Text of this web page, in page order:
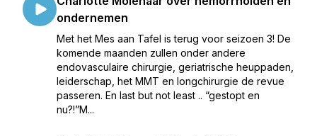
ondernemen
Met het Mes aan Tafel is terug voor seizoen 3! De
komende maanden zullen onder andere
endovasculaire chirurgie, geriatrische heuppaden,
leiderschap, het MMT en longchirurgie de revue
passeren. En last but not least .. “gestopt en
nu?!”M...